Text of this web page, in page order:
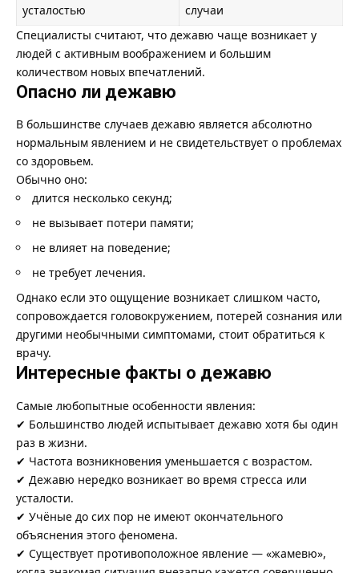
усталостью
случаи
Специалисты считают, что дежавю чаще возникает у
людей с активным воображением и большим
количеством новых впечатлений.
Опасно ли дежавю
В большинстве случаев дежавю является абсолютно
нормальным явлением и не свидетельствует о проблемах
со здоровьем.
Обычно оно:
длится несколько секунд;
не вызывает потери памяти;
не влияет на поведение;
не требует лечения.
Однако если это ощущение возникает слишком часто,
сопровождается головокружением, потерей сознания или
другими необычными симптомами, стоит обратиться к
врачу.
Интересные факты о дежавю
Самые любопытные особенности явления:
✔ Большинство людей испытывает дежавю хотя бы один
раз в жизни.
✔ Частота возникновения уменьшается с возрастом.
✔ Дежавю нередко возникает во время стресса или
усталости.
✔ Учёные до сих пор не имеют окончательного
объяснения этого феномена.
✔ Существует противоположное явление — «жамевю»,